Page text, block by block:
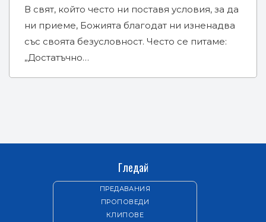
В свят, който често ни поставя условия, за да
ни приеме, Божията благодат ни изненадва
със своята безусловност. Често се питаме:
„Достатъчно…
Гледай
ПРЕДАВАНИЯ
ПРОПОВЕДИ
КЛИПОВЕ